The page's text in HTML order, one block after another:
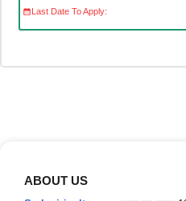
Last Date To Apply:
ABOUT US